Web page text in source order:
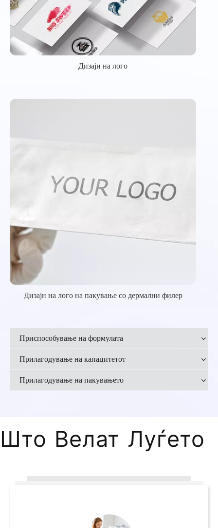
Дизајн на лого
Дизајн на лого на пакување со дермални филер
Приспособување на формулата
Прилагодување на капацитетот
Прилагодување на пакувањето
Што Велат Луѓето